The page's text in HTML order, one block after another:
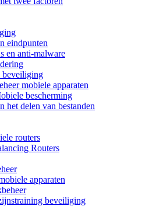
eindpunten
en anti-malware
beveiliging
mobiele apparaten
bescherming
het delen van bestanden
routers
Routers
apparaten
beveiliging